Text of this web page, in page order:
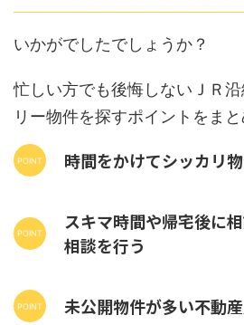
いかがでしたでしょうか？
忙しい方でも後悔しないＪＲ
リー物件を探すポイントをまと
時間をかけてシッカリ
スキマ時間や帰宅後に
相談を行う
未公開物件が多い不動